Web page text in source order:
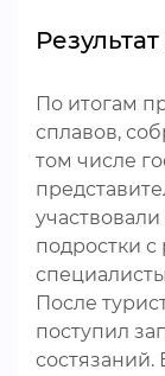
По итогам
сплавов,
том числе
подростки
После
поступил